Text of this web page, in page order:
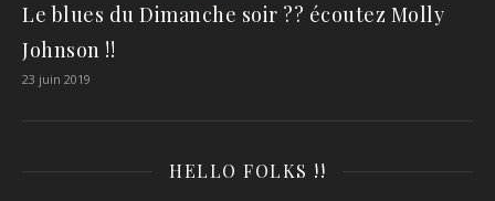
Le blues du Dimanche soir ?? écoutez Molly
Johnson !!
23 juin 2019
HELLO FOLKS !!